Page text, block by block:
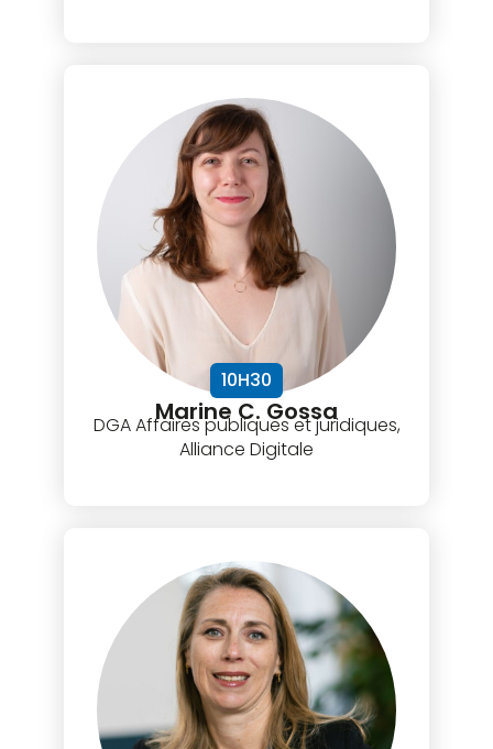
10H30
Marine C. Gossa
DGA Affaires publiques et juridiques,
Alliance Digitale